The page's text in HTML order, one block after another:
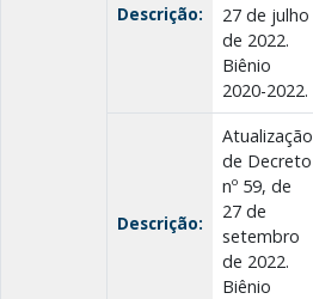
Descrição:
27 de julho
de 2022.
Biênio
2020-2022.
Descrição:
Atualização
de Decreto
nº 59, de
27 de
setembro
de 2022.
Biênio